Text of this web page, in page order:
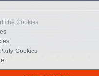
Cookies
Cookies